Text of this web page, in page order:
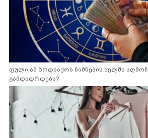
ფული ამ ზოდიაქოს ნიშნების ხელში
გამდიდრდება?